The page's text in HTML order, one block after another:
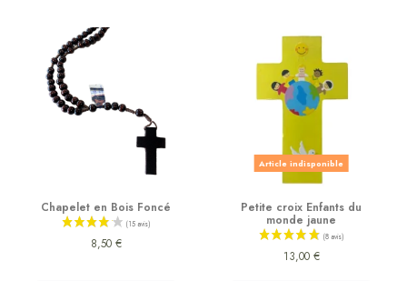
Chapelet en Bois Foncé
8,50 €
Article indisponible
Petite croix Enfants du
monde jaune
13,00 €